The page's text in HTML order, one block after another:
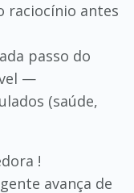
raciocínio antes
passo do
—
(saúde,
!
avança de